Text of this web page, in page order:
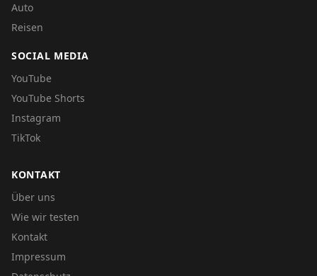
Auto
Reisen
SOCIAL MEDIA
YouTube
YouTube Shorts
Instagram
TikTok
KONTAKT
Über uns
Wie wir testen
Kontakt
Impressum